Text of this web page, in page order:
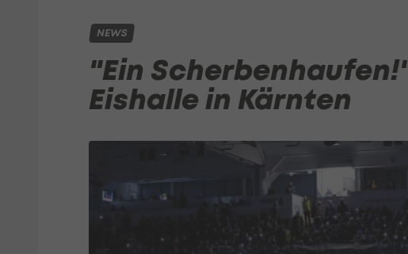
NEWS
"Ein
Eishalle in Kärnten